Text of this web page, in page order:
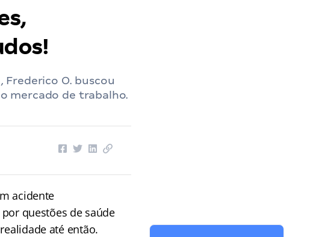
O. buscou
mercado de trabalho.
acidente
questões de saúde
até então.